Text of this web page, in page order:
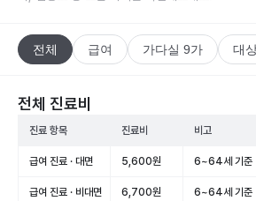
전체 급여 가다실 9가 대
전체 진료비
진료 항목 진료비 비고
급여 진료 · 대면 5,600원 6~64세 기준
급여 진료 · 비대면 6,700원 6~64세 기준